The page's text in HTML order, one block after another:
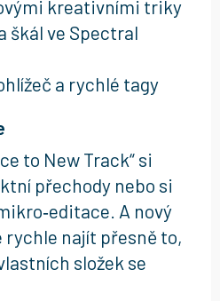
kreativními triky
škál ve Spectral
a rychlé tagy
to New Track“ si
přechody nebo si
A nový
rychle najít přesně to,
složek se